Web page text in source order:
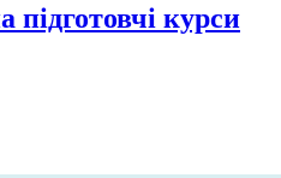
підготовчі курси